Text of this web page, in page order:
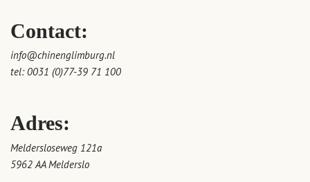
Contact:
info@chinenglimburg.nl
tel:0031 (0)77-39 71 100
Adres:
Meldersloseweg 121a
5962 AA Melderslo